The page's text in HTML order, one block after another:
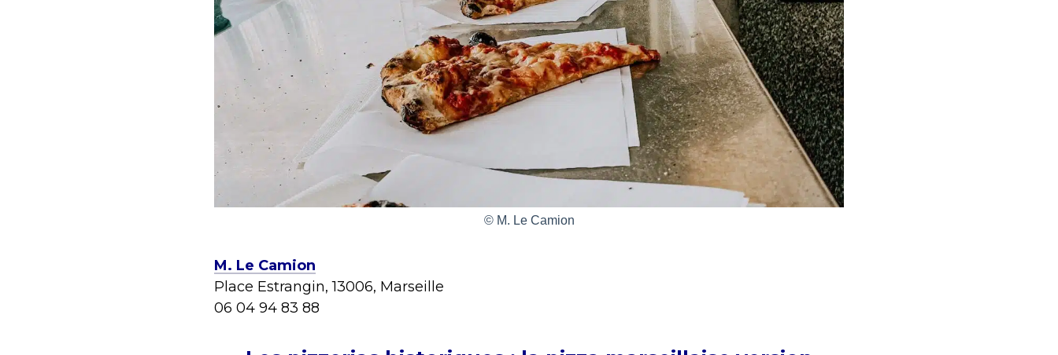
© M. Le Camion
M. Le Camion
Place Estrangin, 13006, Marseille
06 04 94 83 88